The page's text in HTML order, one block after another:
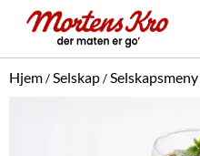
Hopp
innholdet
Hjem/Selskap/Selskapsmeny